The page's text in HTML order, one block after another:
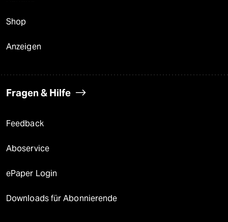
Shop
Anzeigen
Fragen & Hilfe
Feedback
Aboservice
ePaper Login
Downloads für Abonnierende